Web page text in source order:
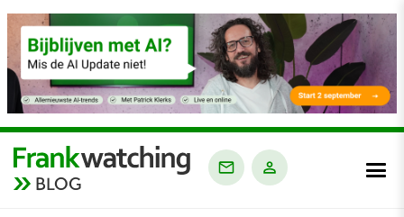
BLOG